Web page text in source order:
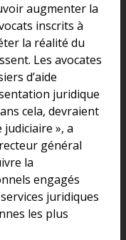
augmenter la
inscrits à
la réalité du
Les avocates
d’aide
juridique
cela, devraient
», a
général
la
engagés
juridiques
les plus